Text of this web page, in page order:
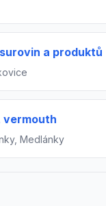
a produktů
vermouth
Medlánky